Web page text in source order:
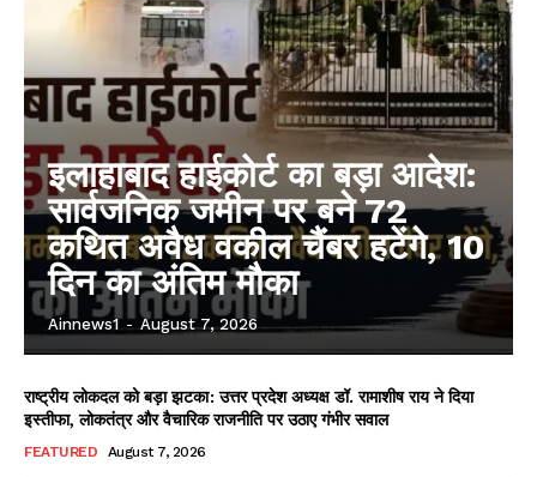
इलाहाबाद हाईकोर्ट का बड़ा आदेश:
सार्वजनिक जमीन पर बने 72
कथित अवैध वकील चैंबर हटेंगे, 10
दिन का अंतिम मौका
Ainnews1 - August 7, 2026
राष्ट्रीय लोकदल को बड़ा झटका: उत्तर प्रदेश अध्यक्ष डॉ. रामाशीष राय ने दिया
इस्तीफा, लोकतंत्र और वैचारिक राजनीति पर उठाए गंभीर सवाल
FEATURED August 7, 2026